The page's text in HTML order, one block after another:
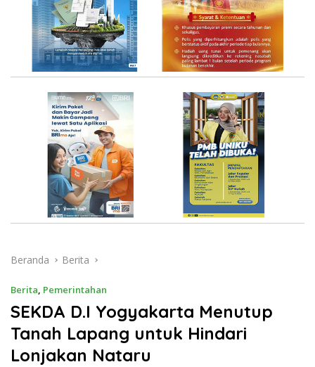
Beranda Berita
Berita, Pemerintahan
SEKDA D.I Yogyakarta Menutup
Tanah Lapang untuk Hindari
Lonjakan Nataru